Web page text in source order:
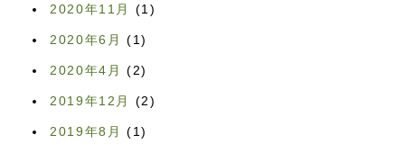
2020年11月 (1)
2020年6月 (1)
2020年4月 (2)
2019年12月 (2)
2019年8月 (1)